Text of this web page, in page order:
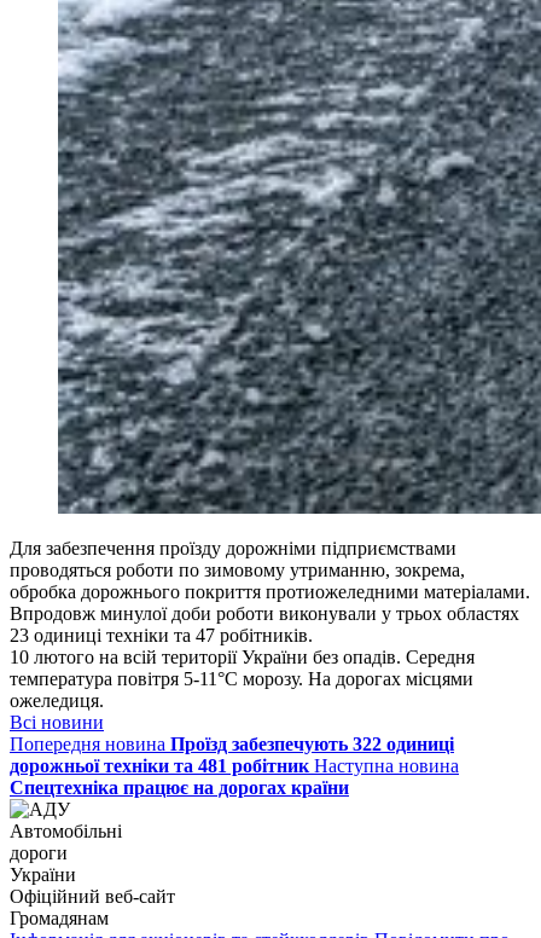
Для забезпечення проїзду дорожніми підприємствами
проводяться роботи по зимовому утриманню, зокрема,
обробка дорожнього покриття протиожеледними матеріалами.
Впродовж минулої доби роботи виконували у трьох областях
23 одиниці техніки та 47 робітників.
10 лютого на всій території України без опадів. Середня
температура повітря 5-11°C морозу. На дорогах місцями
ожеледиця.
Всі новини
Попередня новина Проїзд забезпечують 322 одиниці
дорожньої техніки та 481 робітник Наступна новина
Спецтехніка працює на дорогах країни
Автомобільні
дороги
України
Офіційний веб‑сайт
Громадянам